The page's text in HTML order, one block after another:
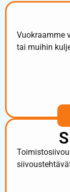
Vuokraamme
tai muihin